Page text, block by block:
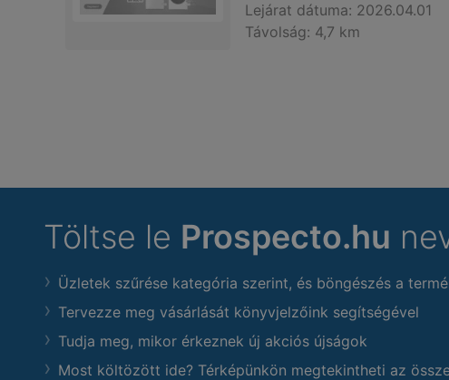
Lejárat dátuma: 2026.04.01
Távolság: 4,7 km
Töltse le Prospecto.hu
Üzletek szűrése kategória szerint, és böngészés a
Tervezze meg vásárlását könyvjelzőink segítségével
Tudja meg, mikor érkeznek új akciós újságok
Most költözött ide? Térképünkön megtekintheti az